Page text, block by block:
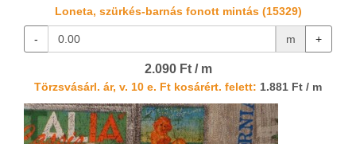
Loneta, szürkés-barnás fonott mintás (15329)
- m +
2.090 Ft / m
Törzsvásárl. ár, v. 10 e. Ft kosárért. felett: 1.881 Ft / m